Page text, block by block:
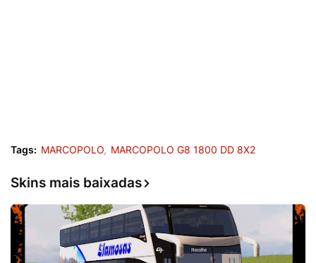
Tags: MARCOPOLO MARCOPOLO G8 1800 DD 8X2
Skins mais baixadas